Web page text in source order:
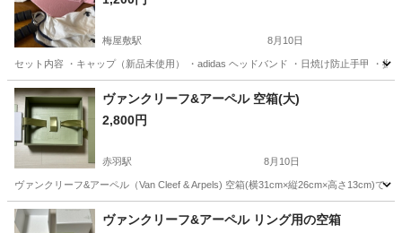
梅屋敷駅 8月10日
セット内容 ・キャップ（新品未使用） ・adidas ヘッドバンド ・日焼け防止手甲 ・
東京 大田区 梅屋敷駅
ヴァンクリーフ&アーペル 空箱(大)
2,800円
赤羽駅 8月10日
ヴァンクリーフ&アーペル（Van Cleef & Arpels) 空箱(横31cm×縦26cm×高さ13cm)で
東京 北区 赤羽駅 小物 ヴァンクリーフ
ヴァンクリーフ&アーペル リング用の空箱